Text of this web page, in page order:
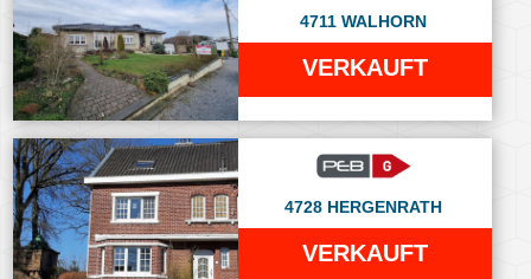
4711 WALHORN
VERKAUFT
4728 HERGENRATH
VERKAUFT